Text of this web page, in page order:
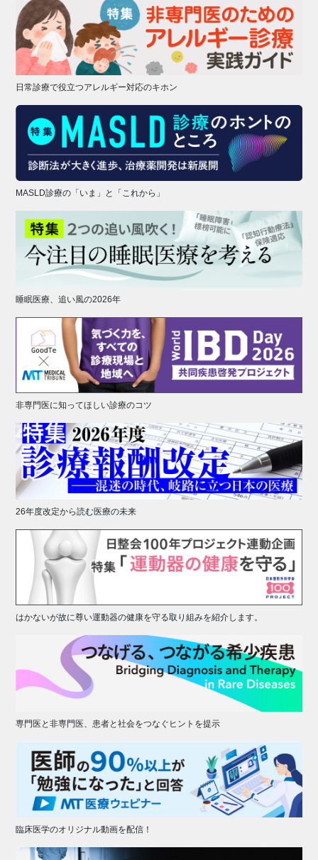
日常診療で役立つアレルギー対応のキホン
MASLD診療の「いま」と「これから」
睡眠医療、追い風の2026年
非専門医に知ってほしい診療のコツ
26年度改定から読む医療の未来
はかないが故に尊い運動器の健康を守る取り組みを紹介します。
専門医と非専門医、患者と社会をつなぐヒントを提示
臨床医学のオリジナル動画を配信！